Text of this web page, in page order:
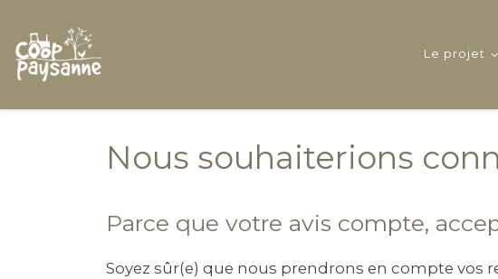
Skip to content
Le projet
Nous souhaiterions
Parce que votre avis compte,
Soyez sûr(e) que nous prendrons en compte vos